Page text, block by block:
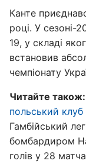
Канте
році. У сезоні-
19, у складі
встановив
чемпіонату
Читайте також:
польський
Гамбійський
бомбардиром
голів у 28